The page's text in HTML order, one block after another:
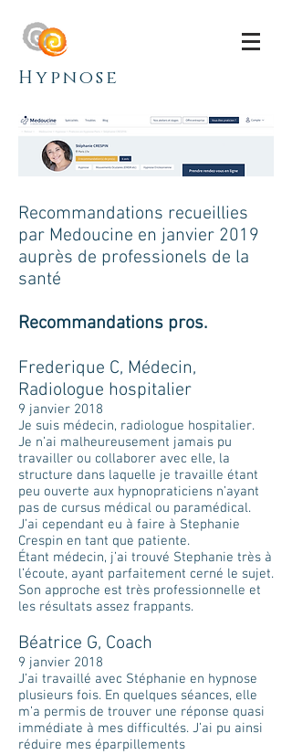
Hypnose
Recommandations recueillies
par Medoucine en janvier 2019
auprès de professionels de la
santé
Recommandations pros.
Frederique C, Médecin,
Radiologue hospitalier
9 janvier 2018
Je suis médecin, radiologue hospitalier.
Je n’ai malheureusement jamais pu
travailler ou collaborer avec elle, la
structure dans laquelle je travaille étant
peu ouverte aux hypnopraticiens n’ayant
pas de cursus médical ou paramédical.
J’ai cependant eu à faire à Stephanie
Crespin en tant que patiente.
Étant médecin, j’ai trouvé Stephanie très à
l’écoute, ayant parfaitement cerné le sujet.
Son approche est très professionnelle et
les résultats assez frappants.
Béatrice G, Coach
9 janvier 2018
J’ai travaillé avec Stéphanie en hypnose
plusieurs fois. En quelques séances, elle
m’a permis de trouver une réponse quasi
immédiate à mes difficultés. J’ai pu ainsi
réduire mes éparpillements